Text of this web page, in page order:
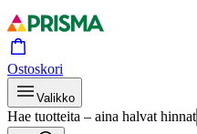
Ostoskori
Valikko
Hae tuotteita – aina halvat hinnat